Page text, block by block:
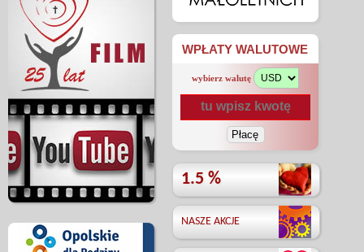
WPŁATY WALUTOWE
wybierz walutę
1.5 %
NASZE AKCJE